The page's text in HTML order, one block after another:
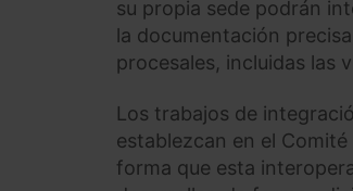
su propia sede podrán
la documentación
procesales, incluidas las
Los trabajos de
establezcan en el
forma que esta